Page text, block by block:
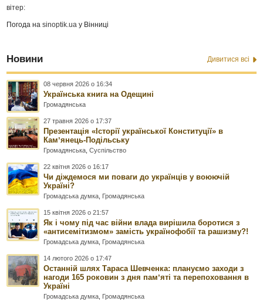
вітер:
Погода наsinoptik.ua у Вінниці
Новини Дивитися всі
08 червня 2026 о 16:34
Українська книга на Одещині
Громадянська
27 травня 2026 о 17:37
Презентація «Історії української Конституції» в
Камʼянець-Подільську
Громадянська ,Суспільство
22 квітня 2026 о 16:17
Чи діждемося ми поваги до українців у воюючій
Україні?
Громадська думка Громадянська
15 квітня 2026 о 21:57
Як і чому під час війни влада вирішила боротися з
«антисемітизмом» замість українофобії та рашизму?!
Громадська думка Громадянська
14 лютого 2026 о 17:47
Останній шлях Тараса Шевченка: плануємо заходи з
нагоди 165 роковин з дня памʼяті та перепоховання в
Україні
Громадська думка Громадянська